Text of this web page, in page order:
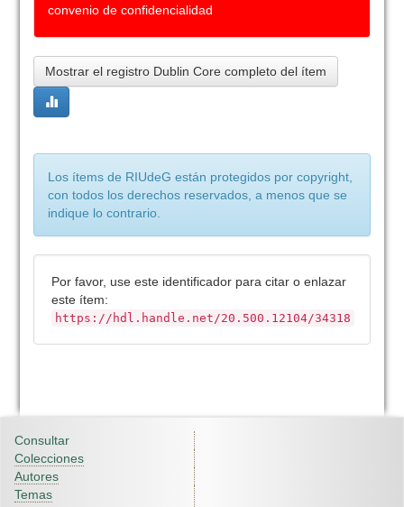
convenio de confidencialidad
Mostrar el registro Dublin Core completo del ítem
Los ítems de RIUdeG están protegidos por copyright,
con todos los derechos reservados, a menos que se
indique lo contrario.
Por favor, use este identificador para citar o enlazar
este ítem:
https://hdl.handle.net/20.500.12104/34318
Consultar
Colecciones
Autores
Temas